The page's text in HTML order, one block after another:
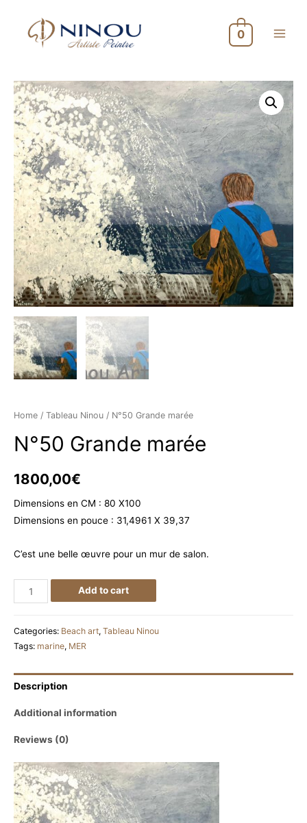
0
Home / Tableau Ninou / N°50 Grande marée
N°50 Grande marée
1800,00€
Dimensions en CM : 80 X100
Dimensions en pouce : 31,4961 X 39,37
C’est une belle œuvre pour un mur de salon.
N°50
Grande
quantity
Add to cart
Categories: Beach art, Tableau Ninou
Tags: marine, MER
Description
Additional information
Reviews (0)